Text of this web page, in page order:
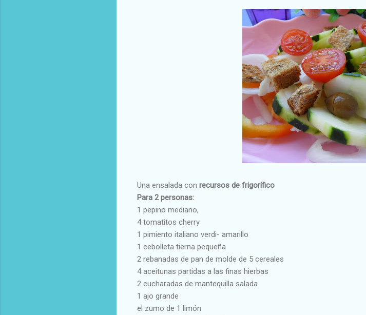
Una ensalada con recursos de frigorífico
Para 2 personas:
1 pepino mediano,
4 tomatitos cherry
1 pimiento italiano verdi- amarillo
1 cebolleta tierna pequeña
2 rebanadas de pan de molde de 5 cereales
4 aceitunas partidas a las finas hierbas
2 cucharadas de mantequilla salada
1 ajo grande
el zumo de 1 limón